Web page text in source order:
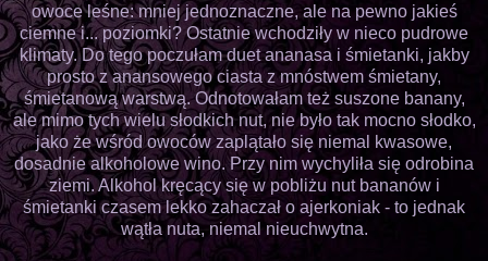
owoce leśne: mniej jednoznaczne, ale na pewno jakieś
ciemne i... poziomki? Ostatnie wchodziły w nieco pudrowe
klimaty. Do tego poczułam duet ananasa i śmietanki, jakby
prosto z anansowego ciasta z mnóstwem śmietany,
śmietanową warstwą. Odnotowałam też suszone banany,
ale mimo tych wielu słodkich nut, nie było tak mocno słodko,
jako że wśród owoców zaplątało się niemal kwasowe,
dosadnie alkoholowe wino. Przy nim wychyliła się odrobina
ziemi. Alkohol kręcący się w pobliżu nut bananów i
śmietanki czasem lekko zahaczał o ajerkoniak - to jednak
wątła nuta, niemal nieuchwytna.